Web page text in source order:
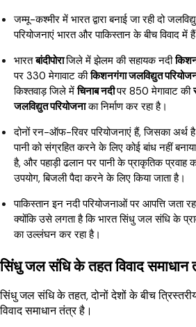
जम्मू-कश्मीर में भारत द्वारा बनाई जा रही दो
परियोजनाएं भारत और पाकिस्तान के बीच विवाद में
भारतबांदीपोराजिले में झेलम की सहायक नदी
पर 330 मेगावाट कीकिशनगंगा जलविद्युत
किश्तवाड़ जिले मेंचिनाब नदीपर 850 मेगावाट की
जलविद्युत परियोजनाका निर्माण कर रहा है।
दोनों रन-ऑफ-रिवर परियोजनाएं हैं, जिसका अर्थ
पानी को संग्रहित करने के लिए कोई बांध नहीं
है, और पहाड़ी ढलान पर पानी के प्राकृतिक प्रवाह
उपयोग, बिजली पैदा करने के लिए किया जाता है।
पाकिस्तान इन नदी परियोजनाओं पर आपत्ति जता
क्योंकि उसे लगता है कि भारत सिंधु जल संधि के
का उल्लंघन कर रहा है।
सिंधु जल संधि के तहत विवाद समाधान
सिंधु जल संधि के तहत, दोनों देशों के बीच
विवाद समाधान तंत्र है।